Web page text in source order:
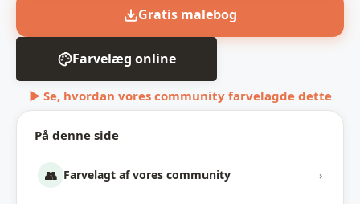
På denne side
👥 Farvelagt af vores community ›
Gratis malebog
Farvelæg online
▶ Se, hvordan vores community farvelagde dette